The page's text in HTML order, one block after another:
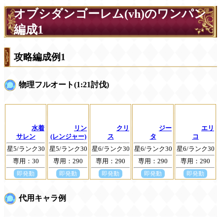
オブシダンゴーレム(vh)のワンパン
編成1
攻略編成例1
物理フルオート(1:21討伐)
水着
サレン
星5/ランク30
専用：30
即発動
リン
(レンジャー)
星5/ランク30
専用：290
即発動
クリ
ス
星6/ランク30
専用：290
即発動
ジー
タ
星6/ランク30
専用：290
即発動
エリ
コ
星6/ランク30
専用：290
即発動
代用キャラ例